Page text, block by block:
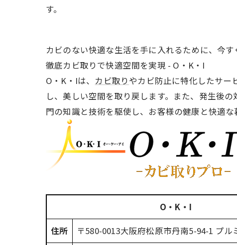
す。
カビのない快適な生活を手に入れるために、今
徹底カビ取りで快適空間を実現 - O・K・I
O・K・Iは、 カビ取り やカビ防止に特化したサー
し、美しい空間を取り戻します。また、発生後
門の知識と技術を駆使し、お客様の健康と快適
O・K・I
住所
〒580-0013大阪府松原市丹南5-94-1 プル